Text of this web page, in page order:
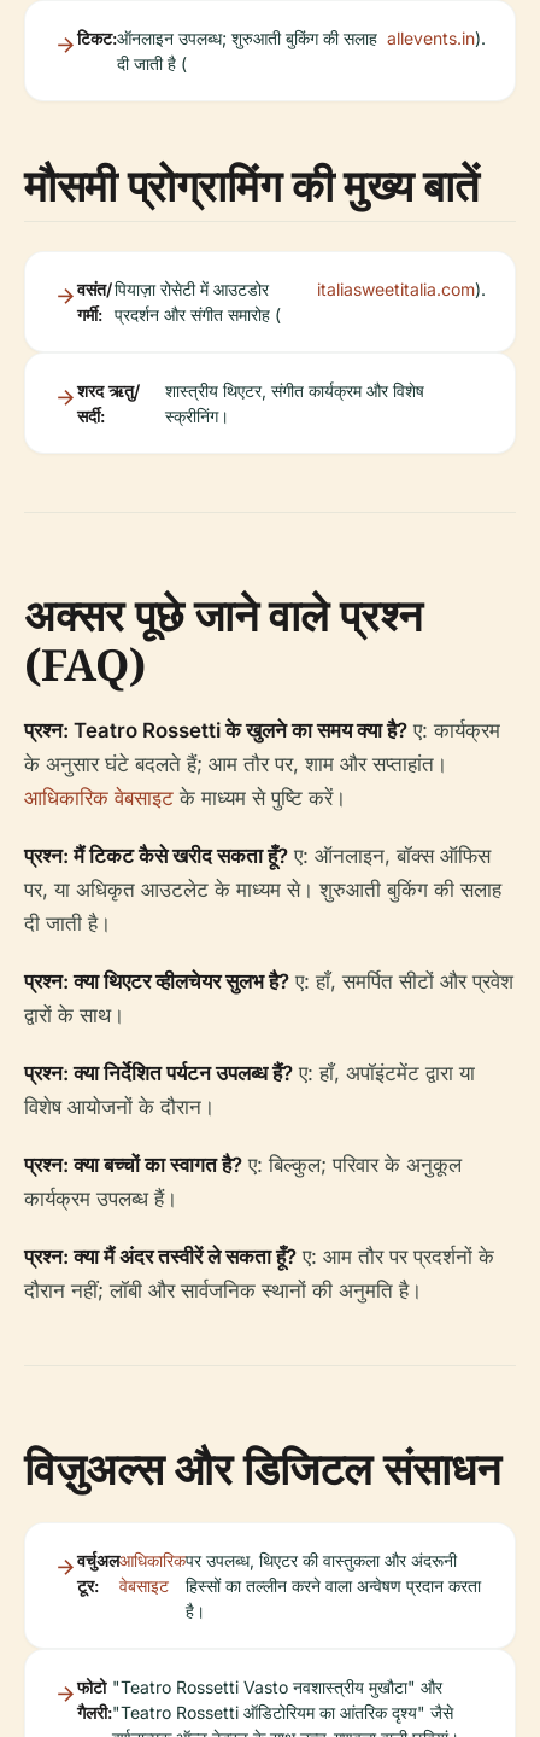
टिकट:ऑनलाइन उपलब्ध; शुरुआती बुकिंग की सलाह
दी जाती है (
allevents.in).
मौसमी प्रोग्रामिंग की मुख्य बातें
वसंत/
गर्मी:
पियाज़ा रोसेटी में आउटडोर
प्रदर्शन और संगीत समारोह (
italiasweetitalia.com).
शरद ऋतु/
सर्दी:
शास्त्रीय थिएटर, संगीत कार्यक्रम और विशेष
स्क्रीनिंग।
अक्सर पूछे जाने वाले प्रश्न
(FAQ)
प्रश्न: Teatro Rossetti के खुलने का समय क्या है? ए: कार्यक्रम
के अनुसार घंटे बदलते हैं; आम तौर पर, शाम और सप्ताहांत।
आधिकारिक वेबसाइट के माध्यम से पुष्टि करें।
प्रश्न: मैं टिकट कैसे खरीद सकता हूँ? ए: ऑनलाइन, बॉक्स ऑफिस
पर, या अधिकृत आउटलेट के माध्यम से। शुरुआती बुकिंग की सलाह
दी जाती है।
प्रश्न: क्या थिएटर व्हीलचेयर सुलभ है? ए: हाँ, समर्पित सीटों और प्रवेश
द्वारों के साथ।
प्रश्न: क्या निर्देशित पर्यटन उपलब्ध हैं? ए: हाँ, अपॉइंटमेंट द्वारा या
विशेष आयोजनों के दौरान।
प्रश्न: क्या बच्चों का स्वागत है? ए: बिल्कुल; परिवार के अनुकूल
कार्यक्रम उपलब्ध हैं।
प्रश्न: क्या मैं अंदर तस्वीरें ले सकता हूँ? ए: आम तौर पर प्रदर्शनों के
दौरान नहीं; लॉबी और सार्वजनिक स्थानों की अनुमति है।
विज़ुअल्स और डिजिटल संसाधन
वर्चुअल
टूर:
आधिकारिक
वेबसाइट
पर उपलब्ध, थिएटर की वास्तुकला और अंदरूनी
हिस्सों का तल्लीन करने वाला अन्वेषण प्रदान करता
है।
फोटो
गैलरी:
"Teatro Rossetti Vasto नवशास्त्रीय मुखौटा" और
"Teatro Rossetti ऑडिटोरियम का आंतरिक दृश्य" जैसे